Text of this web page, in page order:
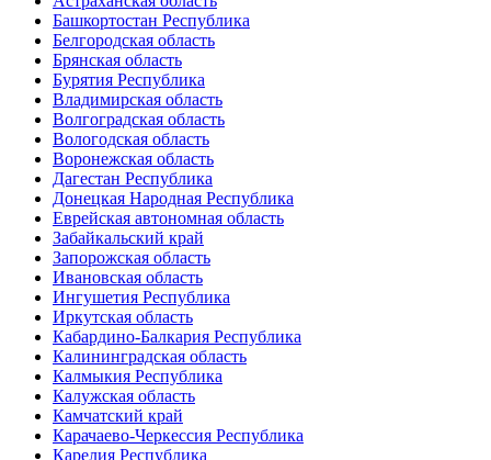
Башкортостан Республика
Белгородская область
Брянская область
Бурятия Республика
Владимирская область
Волгоградская область
Вологодская область
Воронежская область
Дагестан Республика
Донецкая Народная Республика
Еврейская автономная область
Забайкальский край
Запорожская область
Ивановская область
Ингушетия Республика
Иркутская область
Кабардино-Балкария Республика
Калининградская область
Калмыкия Республика
Калужская область
Камчатский край
Карачаево-Черкессия Республика
Карелия Республика